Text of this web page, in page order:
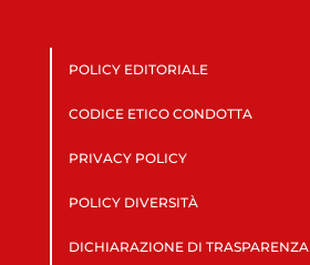
POLICY EDITORIALE
CODICE ETICO CONDOTTA
PRIVACY POLICY
POLICY DIVERSITÀ
DICHIARAZIONE DI TRASPARENZA